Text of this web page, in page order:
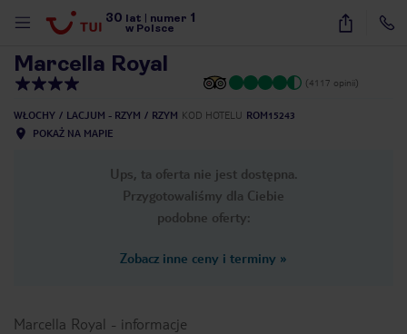
30 lat numer 1
w Polsce
17
Marcella Royal
(4117 opinii)
WŁOCHY LACJUM - RZYM RZYM KOD HOTELU ROM15243
POKAŻ NA MAPIE
Ups, ta oferta nie jest dostępna.
Przygotowaliśmy dla Ciebie
podobne oferty:
Zobacz inne ceny i terminy »
Marcella Royal - informacje